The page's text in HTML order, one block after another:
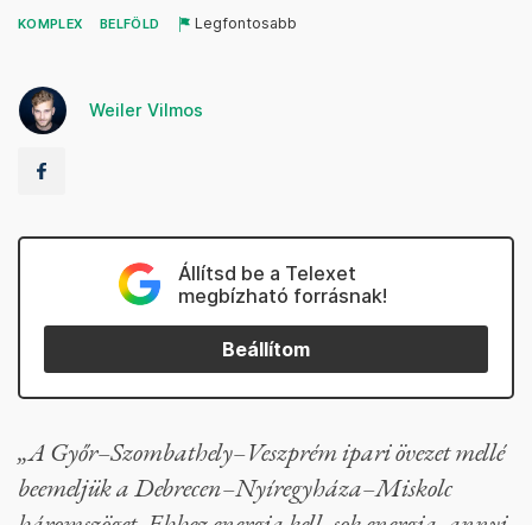
KOMPLEX BELFÖLD Legfontosabb
Weiler Vilmos
Állítsd be a Telexet
megbízható forrásnak!
Beállítom
„A Győr–Szombathely–Veszprém ipari övezet mellé
beemeljük a Debrecen–Nyíregyháza–Miskolc